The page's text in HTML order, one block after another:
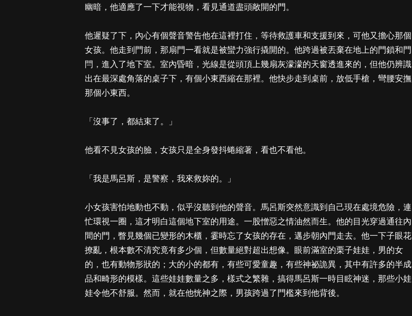
幽暗，他適應了一下才能視物，看見通道盡頭敞開的門。
他遲疑了下，內心有個聲音警告他在這裡打住，等待救護車和支援到來，可他又擔心那個
女孩。他走到門前，那扇門一看就是被蠻力強行撬開的。他跨過被丟棄在地上的門鎖和門
閂，進入了地下室。室內昏暗，光線是從頭頂上幾扇灰濛濛的天窗透進來的，但他仍辨識
出在最深處角落的桌子下，有個小東西縮在那裡。他快步走到桌前，放低手槍，彎腰安撫
那個小東西。
「沒事了，都結束了。」
他看不見女孩的臉，女孩只是全身發抖蜷縮著，看也不看他。
「我是馬呂斯，是警察，我來救妳的。」
小女孩害怕地動也不動，似乎沒聽到他的聲音。馬呂斯突然意識到自己現在處境危險，連
忙環視一圈，這才明白這個地下室的用途。一股憎惡之情油然而生。他的目光穿過通往內
間的門，瞥見幾個已變形的木櫃，霎時忘了女孩的存在，邁步朝內門走去。他一下子眼花
撩亂，根本數不清究竟有多少個，但數量絕對超出想像。眼前滿室的栗子娃娃，男的女
的，也有動物形狀的；大的小的都有，有些可愛童趣，有些神祕詭異，其中有許多的半成
品和畸形的模樣。這些娃娃數量之多，樣式之繁雜，搞得馬呂斯一時目眩神迷，那些小娃
娃令他不舒服。然而，就在他恍神之際，男孩跨過了門檻來到他背後。